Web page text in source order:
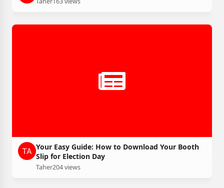
Your Easy Guide: How to Download Your Booth
Slip for Election Day
Taher204 views